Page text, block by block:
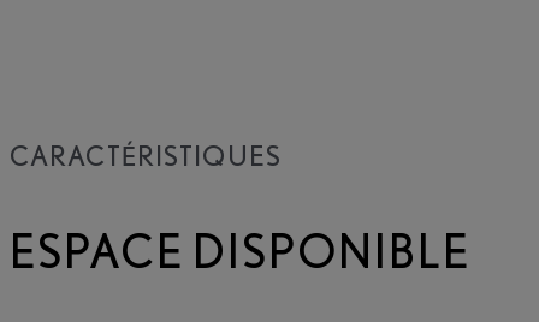
CARACTÉRISTIQUES
ESPACE DISPONIBLE